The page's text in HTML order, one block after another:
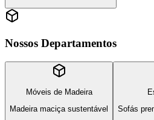
Nossos Departamentos
Móveis de Madeira
Madeira maciça sustentável
Sofás